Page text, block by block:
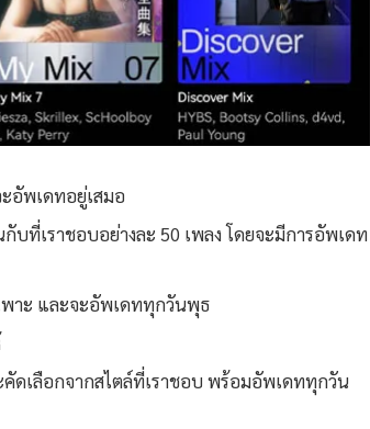
อัพเดทอยู่เสมอ
บที่เราชอบอย่างละ 50 เพลง โดยจะมีการอัพเดท
พาะ และจะอัพเดททุกวันพุธ
คัดเลือกจากสไตล์ที่เราชอบ พร้อมอัพเดททุกวัน